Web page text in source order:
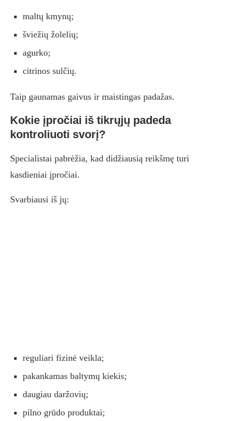
maltų kmynų;
šviežių žolelių;
agurko;
citrinos sulčių.
Taip gaunamas gaivus ir maistingas padažas.
Kokie įpročiai iš tikrųjų padeda
kontroliuoti svorį?
Specialistai pabrėžia, kad didžiausią reikšmę turi
kasdieniai įpročiai.
Svarbiausi iš jų:
reguliari fizinė veikla;
pakankamas baltymų kiekis;
daugiau daržovių;
pilno grūdo produktai;